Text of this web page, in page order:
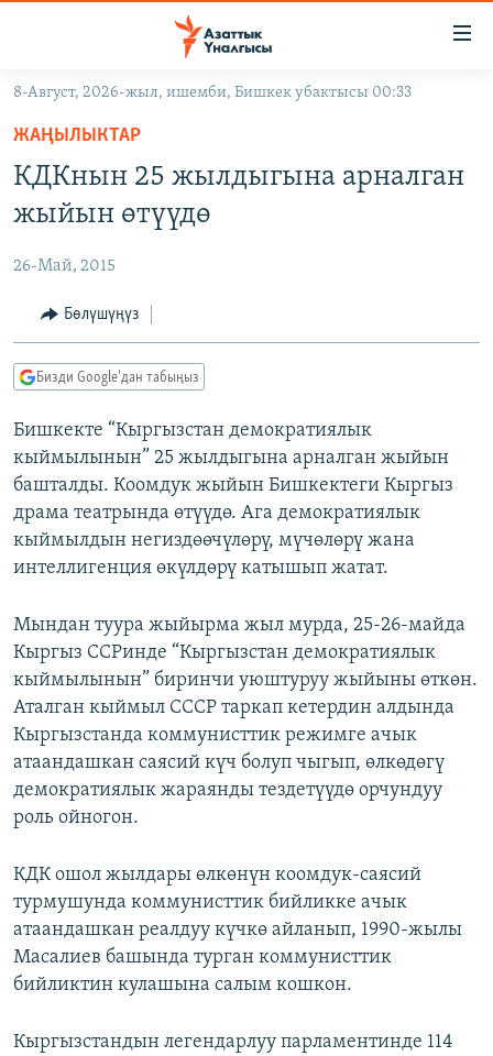
Навигацияга
өтүңүз
Издөөгө
салыңыз
ЭКОНОМИКА
МАДАНИЯТ
ДҮЙНӨ
БОРБОР АЗИЯ
АТАЙЫН ИЛИКТӨӨ
ТВ ПРОГРАММАЛАР
ЭКСПЕРТТЕР ТАЛДАЙТ
БИЗ ЖАНА ДҮЙНӨ
ЭЖЕ-СИҢДИЛЕР
АЗАТТЫК+
ӨЗГӨЧӨ ПИКИР
Русский
ОНЛАЙН ШЕРИНЕ
ЭЕ/АРнун бардык сайттары
8-Август, 2026-жыл, ишемби, Бишкек убактысы 00:33
ЖАҢЫЛЫКТАР
КДКнын 25 жылдыгына арналган
жыйын өтүүдө
26-Май, 2015
Бөлүшүңүз
Бизди Google'дан табыңыз
Бишкекте “Кыргызстан демократиялык
кыймылынын” 25 жылдыгына арналган жыйын
башталды. Коомдук жыйын Бишкектеги Кыргыз
драма театрында өтүүдө. Ага демократиялык
кыймылдын негиздөөчүлөрү, мүчөлөрү жана
интеллигенция өкүлдөрү катышып жатат.
Мындан туура жыйырма жыл мурда, 25-26-майда
Кыргыз ССРинде “Кыргызстан демократиялык
кыймылынын” биринчи уюштуруу жыйыны өткөн.
Аталган кыймыл СССР таркап кетердин алдында
Кыргызстанда коммунисттик режимге ачык
атаандашкан саясий күч болуп чыгып, өлкөдөгү
демократиялык жараянды тездетүүдө орчундуу
роль ойногон.
КДК ошол жылдары өлкөнүн коомдук-саясий
турмушунда коммунисттик бийликке ачык
атаандашкан реалдуу күчкө айланып, 1990-жылы
Масалиев башында турган коммунисттик
бийликтин кулашына салым кошкон.
Кыргызстандын легендарлуу парламентинде 114